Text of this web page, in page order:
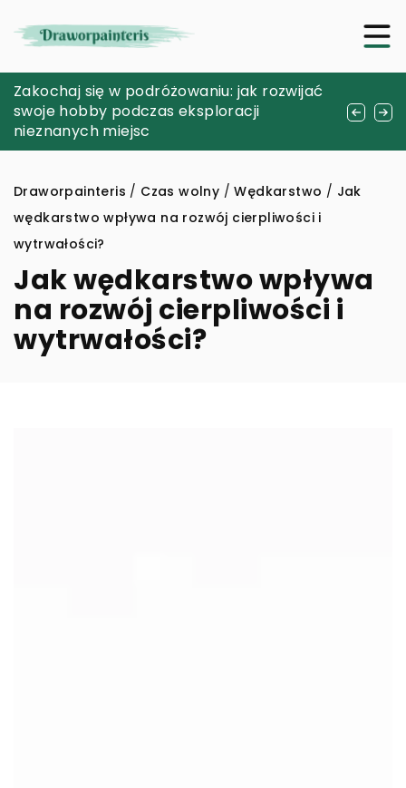
Jak wybrać idealne obrazy trójwymiarowe
dla twojego wnętrza z oferty Arttor?
Zakochaj się w podróżowaniu: jak rozwijać
swoje hobby podczas eksploracji
nieznanych miejsc
Zanurzenie w świecie akwarystyki: krok po
kroku do własnego podwodnego królestwa
Draworpainteris / Czas wolny /Wędkarstwo / Jak
wędkarstwo wpływa na rozwój cierpliwości i
wytrwałości?
Jak wędkarstwo wpływa
na rozwój cierpliwości i
wytrwałości?